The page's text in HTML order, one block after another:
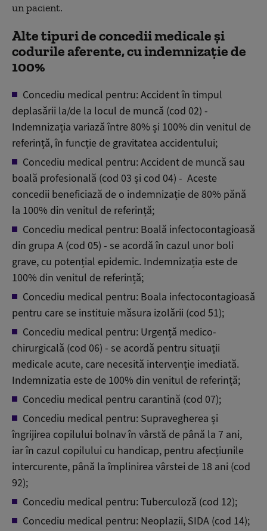
un pacient.
Alte tipuri de concedii medicale și
codurile aferente, cu indemnizație de
100%
Concediu medical pentru: Accident în timpul
deplasării la/de la locul de muncă (cod 02) -
Indemnizația variază între 80% și 100% din venitul de
referință, în funcție de gravitatea accidentului;
Concediu medical pentru: Accident de muncă sau
boală profesională (cod 03 și cod 04) - Aceste
concedii beneficiază de o indemnizație de 80% pănă
la 100% din venitul de referință;
Concediu medical pentru: Boală infectocontagioasă
din grupa A (cod 05) - se acordă în cazul unor boli
grave, cu potențial epidemic. Indemnizația este de
100% din venitul de referință;
Concediu medical pentru: Boala infectocontagioasă
pentru care se instituie măsura izolării (cod 51);
Concediu medical pentru: Urgență medico-
chirurgicală (cod 06) - se acordă pentru situații
medicale acute, care necesită intervenție imediată.
Indemnizatia este de 100% din venitul de referință;
Concediu medical pentru carantină (cod 07);
Concediu medical pentru: Supravegherea și
îngrijirea copilului bolnav în vârstă de până la 7 ani,
iar în cazul copilului cu handicap, pentru afecțiunile
intercurente, până la împlinirea vârstei de 18 ani (cod
92);
Concediu medical pentru: Tuberculoză (cod 12);
Concediu medical pentru: Neoplazii, SIDA (cod 14);